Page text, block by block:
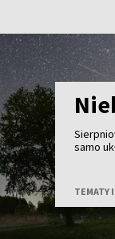
samo
TEMATY